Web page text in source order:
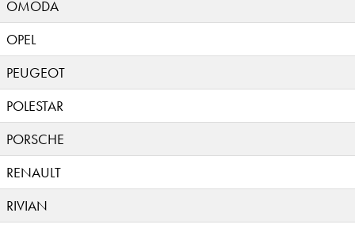
OMODA
OPEL
PEUGEOT
POLESTAR
PORSCHE
RENAULT
RIVIAN